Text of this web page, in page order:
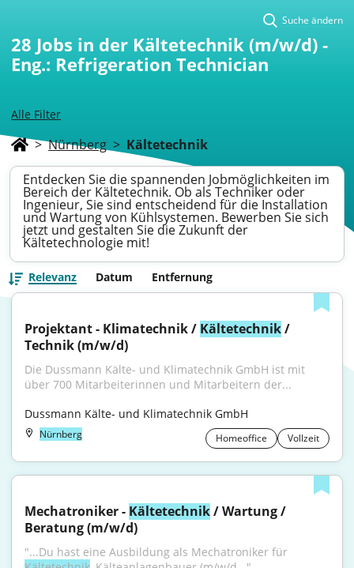
Alle Filter
Suche ändern
28 Jobs in der Kältetechnik (m/w/d) -
Eng.: Refrigeration Technician
> Nürnberg > Kältetechnik
Entdecken Sie die spannenden Jobmöglichkeiten im
Bereich der Kältetechnik. Ob als Techniker oder
Ingenieur, Sie sind entscheidend für die Installation
und Wartung von Kühlsystemen. Bewerben Sie sich
jetzt und gestalten Sie die Zukunft der
Kältetechnologie mit!
Relevanz Datum Entfernung
Projektant - Klimatechnik / Kältetechnik /
Technik (m/w/d)
Die Dussmann Kälte- und Klimatechnik GmbH ist mit
über 700 Mitarbeiterinnen und Mitarbeitern der...
Dussmann Kälte- und Klimatechnik GmbH
Nürnberg Homeoffice Vollzeit
Mechatroniker - Kältetechnik / Wartung /
Beratung (m/w/d)